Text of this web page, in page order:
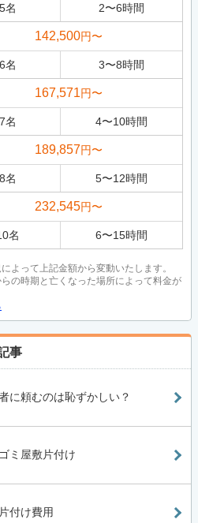
5名 2〜6時間
142,500円〜
6名 3〜8時間
167,571円〜
7名 4〜10時間
189,857円〜
8名 5〜12時間
232,545円〜
名 6〜15時間
よって上記金額から変動いたします。
の時期と亡くなった場所によって料金が
事
に頼むのは恥ずかしい？
ミ屋敷片付け
付け費用